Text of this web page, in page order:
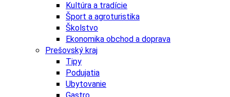
Kultúra a tradície
Šport a agroturistika
Školstvo
Ekonomika obchod a doprava
Prešovský kraj
Tipy
Podujatia
Ubytovanie